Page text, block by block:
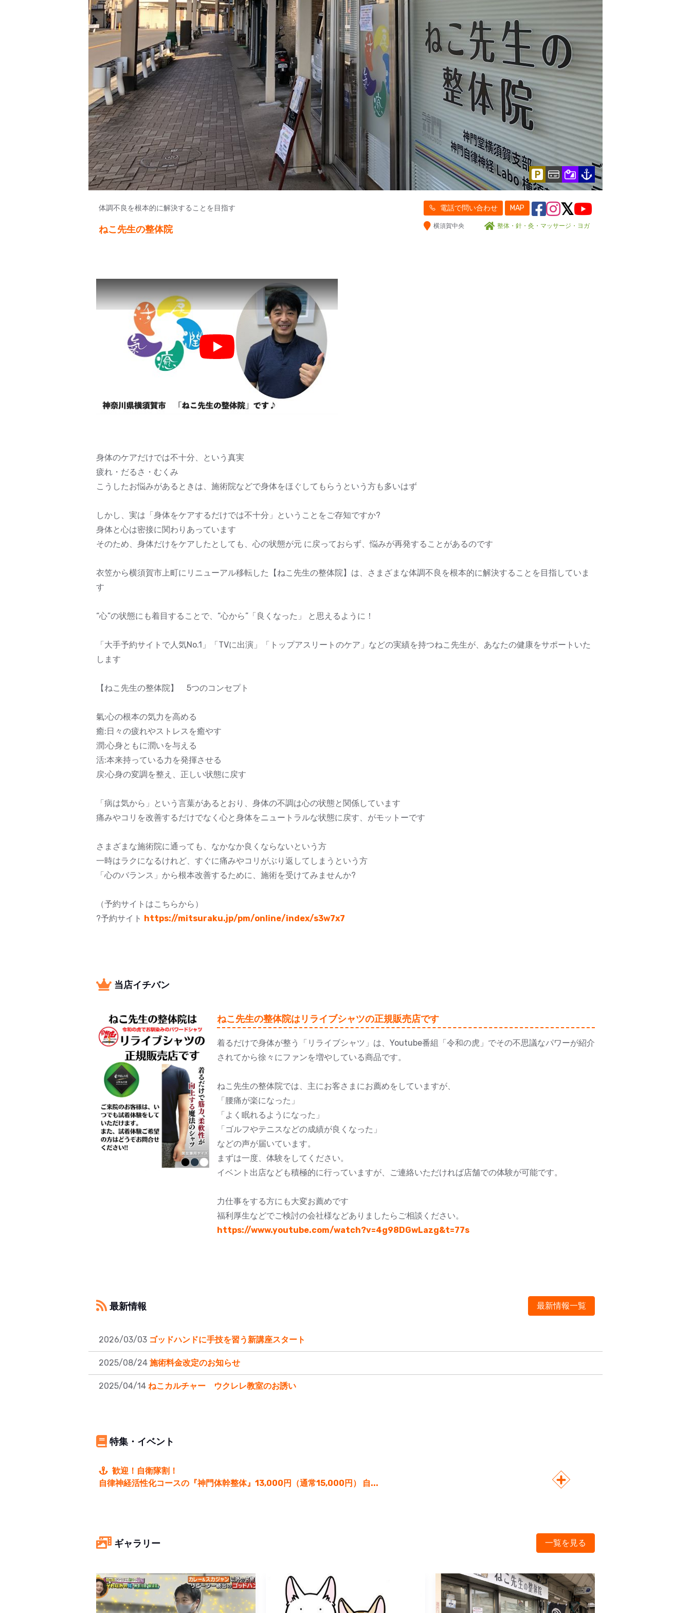
体調不良を根本的に解決することを目指す
ねこ先生の整体院
電話で問い合わせ MAP
横須賀中央 整体・針・灸・マッサージ・ヨガ
Play
身体のケアだけでは不十分、という真実
疲れ・だるさ・むくみ
こうしたお悩みがあるときは、施術院などで身体をほぐしてもらうという方も多いはず
しかし、実は「身体をケアするだけでは不十分」ということをご存知ですか?
身体と心は密接に関わりあっています
そのため、身体だけをケアしたとしても、心の状態が元 に戻っておらず、悩みが再発することがあるのです
衣笠から横須賀市上町にリニューアル移転した【ねこ先生の整体院】は、さまざまな体調不良を根本的に解決することを目指していま
す
“心”の状態にも着目することで、“心から”「良くなった」 と思えるように！
「大手予約サイトで人気No.1」「TVに出演」「トップアスリートのケア」などの実績を持つねこ先生が、あなたの健康をサポートいた
します
【ねこ先生の整体院】 5つのコンセプト
氣:心の根本の気力を高める
癒:日々の疲れやストレスを癒やす
潤:心身ともに潤いを与える
活:本来持っている力を発揮させる
戻:心身の変調を整え、正しい状態に戻す
「病は気から」という言葉があるとおり、身体の不調は心の状態と関係しています
痛みやコリを改善するだけでなく心と身体をニュートラルな状態に戻す、がモットーです
さまざまな施術院に通っても、なかなか良くならないという方
一時はラクになるけれど、すぐに痛みやコリがぶり返してしまうという方
「心のバランス」から根本改善するために、施術を受けてみませんか?
（予約サイトはこちらから）
?予約サイト https://mitsuraku.jp/pm/online/index/s3w7x7
当店イチバン
ねこ先生の整体院はリライブシャツの正規販売店です
着るだけで身体が整う「リライブシャツ」は、Youtube番組「令和の虎」でその不思議なパワーが紹介
されてから徐々にファンを増やしている商品です。
ねこ先生の整体院では、主にお客さまにお薦めをしていますが、
「腰痛が楽になった」
「よく眠れるようになった」
「ゴルフやテニスなどの成績が良くなった」
などの声が届いています。
まずは一度、体験をしてください。
イベント出店なども積極的に行っていますが、ご連絡いただければ店舗での体験が可能です。
力仕事をする方にも大変お薦めです
福利厚生などでご検討の会社様などありましたらご相談ください。
https://www.youtube.com/watch?v=4g98DGwLazg&t=77s
最新情報 最新情報一覧
2026/03/03 ゴッドハンドに手技を習う新講座スタート
2025/08/24 施術料金改定のお知らせ
2025/04/14 ねこカルチャー ウクレレ教室のお誘い
特集・イベント
歓迎！自衛隊割！
自律神経活性化コースの『神門体幹整体』13,000円（通常15,000円） 自...
ギャラリー 一覧を見る